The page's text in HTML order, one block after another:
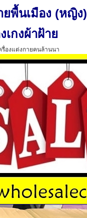
ยพื้นเมือง (หญิง)
เกงผ้าฝ้าย